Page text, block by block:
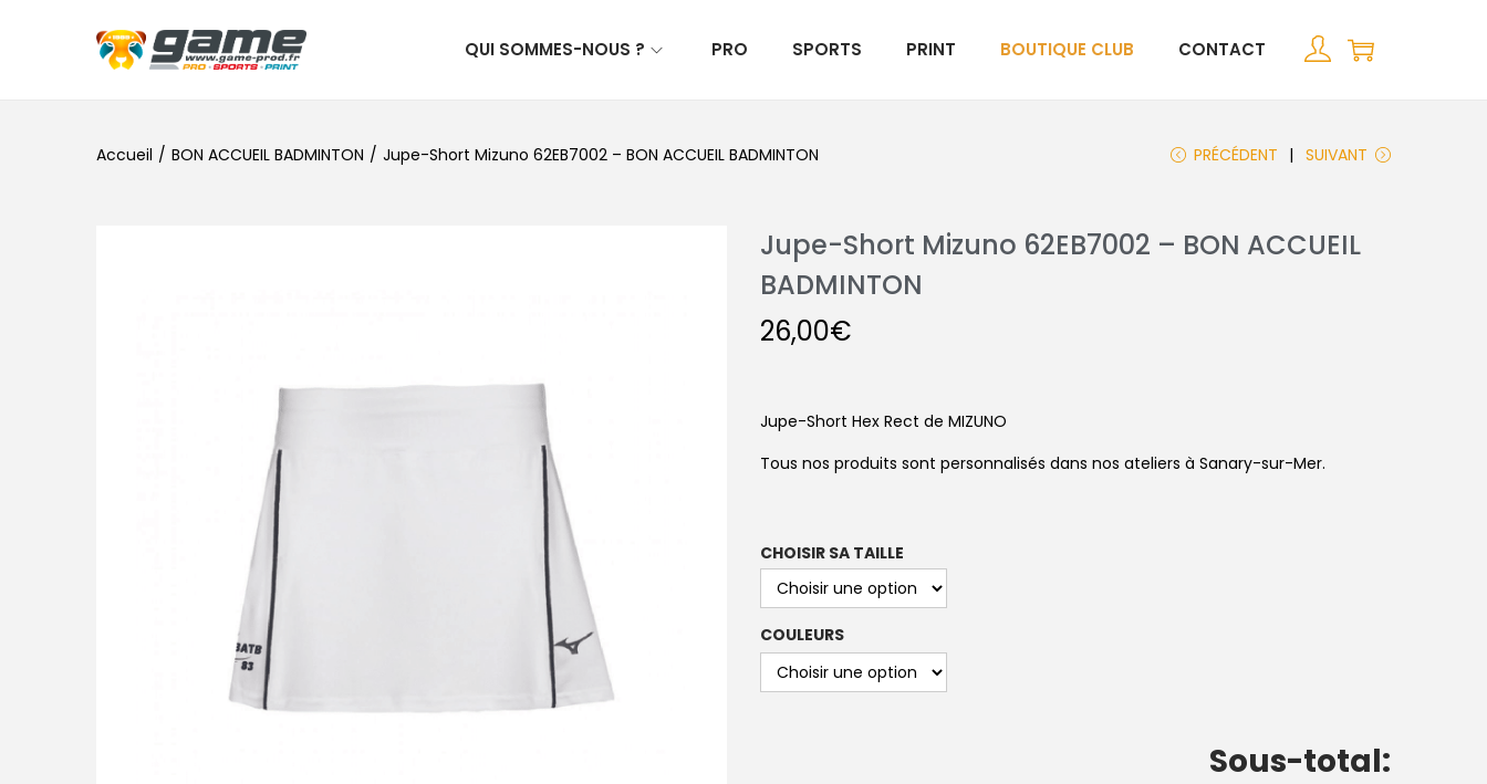
QUI SOMMES-NOUS ? PRO SPORTS PRINT BOUTIQUE CLUB CONTACT
Accueil / BON ACCUEIL BADMINTON / Jupe-Short Mizuno 62EB7002 – BON ACCUEIL BADMINTON PRÉCÉDENT SUIVANT
Jupe-Short Mizuno 62EB7002 – BON ACCUEIL
BADMINTON
26,00€
Jupe-Short Hex Rect de MIZUNO
Tous nos produits sont personnalisés dans nos ateliers à Sanary-sur-Mer.
CHOISIR SA TAILLE
COULEURS
Sous-total: